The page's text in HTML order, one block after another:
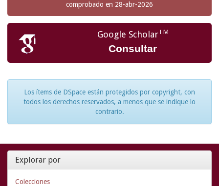
comprobado en 28-abr-2026
Google ScholarTM
Consultar
Los ítems de DSpace están protegidos por copyright, con
todos los derechos reservados, a menos que se indique lo
contrario.
Explorar por
Colecciones